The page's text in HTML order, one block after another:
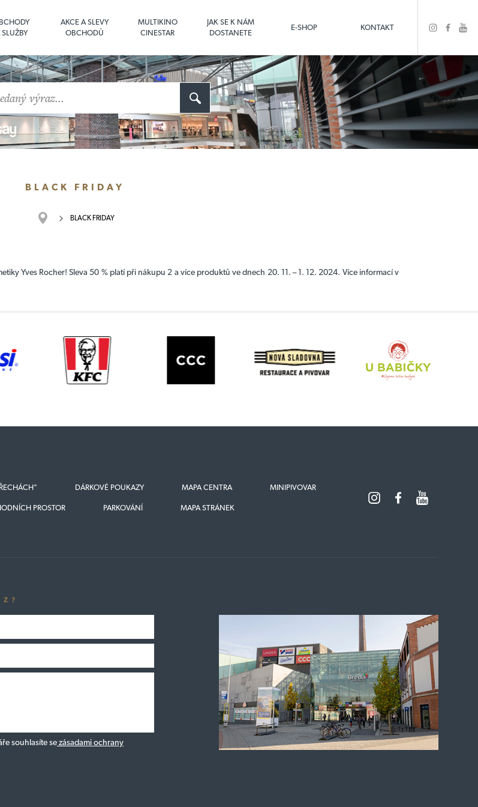
SLUŽBY
AKCE A SLEVY
OBCHODŮ
MULTIKINO
CINESTAR
JAK SE K NÁM
DOSTANETE
E-SHOP KONTAKT
BLACK FRIDAY
BLACK FRIDAY
Yves Rocher! Sleva 50 % platí při nákupu 2 a více produktů ve dnech 20. 11. – 1. 12. 2024. Více informací v
DÁRKOVÉ POUKAZY MAPA CENTRA MINIPIVOVAR
PROSTOR PARKOVÁNÍ MAPA STRÁNEK
souhlasíte sezásadami ochrany